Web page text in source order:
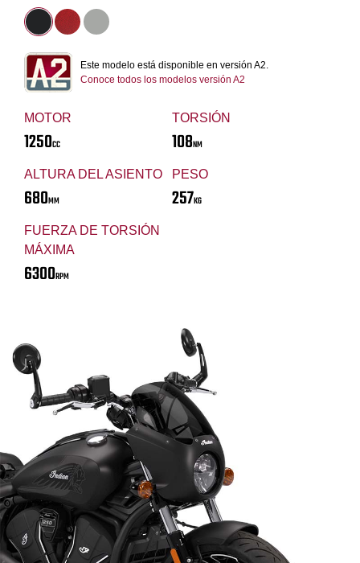
MOTOR
1250CC
TORSIÓN
108NM
ALTURA DEL ASIENTO
680MM
PESO
257KG
FUERZA DE TORSIÓN
MÁXIMA
6300RPM
Este modelo está disponible en versión A2.
Conoce todos los modelos versión A2